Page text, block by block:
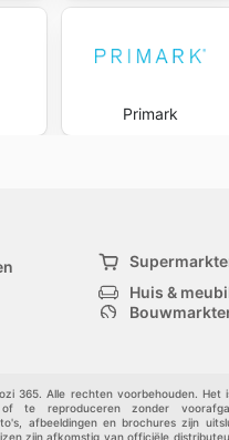
Primark
Huis &
365. Alle rechten voorbehouden. Het
te reproduceren zonder
afbeeldingen en brochures zijn
zijn afkomstig van officiële